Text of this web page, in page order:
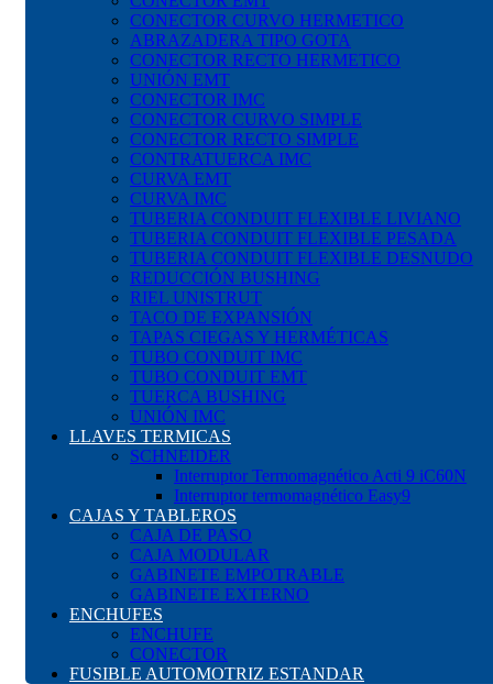
CONECTOR CURVO HERMETICO
ABRAZADERA TIPO GOTA
CONECTOR RECTO HERMETICO
UNIÓN EMT
CONECTOR IMC
CONECTOR CURVO SIMPLE
CONECTOR RECTO SIMPLE
CONTRATUERCA IMC
CURVA EMT
CURVA IMC
TUBERIA CONDUIT FLEXIBLE LIVIANO
TUBERIA CONDUIT FLEXIBLE PESADA
TUBERIA CONDUIT FLEXIBLE DESNUDO
REDUCCIÓN BUSHING
RIEL UNISTRUT
TACO DE EXPANSIÓN
TAPAS CIEGAS Y HERMÉTICAS
TUBO CONDUIT IMC
TUBO CONDUIT EMT
TUERCA BUSHING
UNIÓN IMC
LLAVES TERMICAS
SCHNEIDER
Interruptor Termomagnético Acti 9 iC60N
Interruptor termomagnético Easy9
CAJAS Y TABLEROS
CAJA DE PASO
CAJA MODULAR
GABINETE EMPOTRABLE
GABINETE EXTERNO
ENCHUFES
ENCHUFE
CONECTOR
FUSIBLE AUTOMOTRIZ ESTANDAR